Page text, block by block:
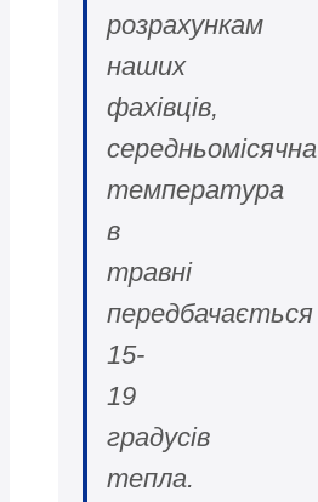
розрахункам
наших
фахівців,
середньомісячна
температура
в
травні
передбачається
15-
19
градусів
тепла.